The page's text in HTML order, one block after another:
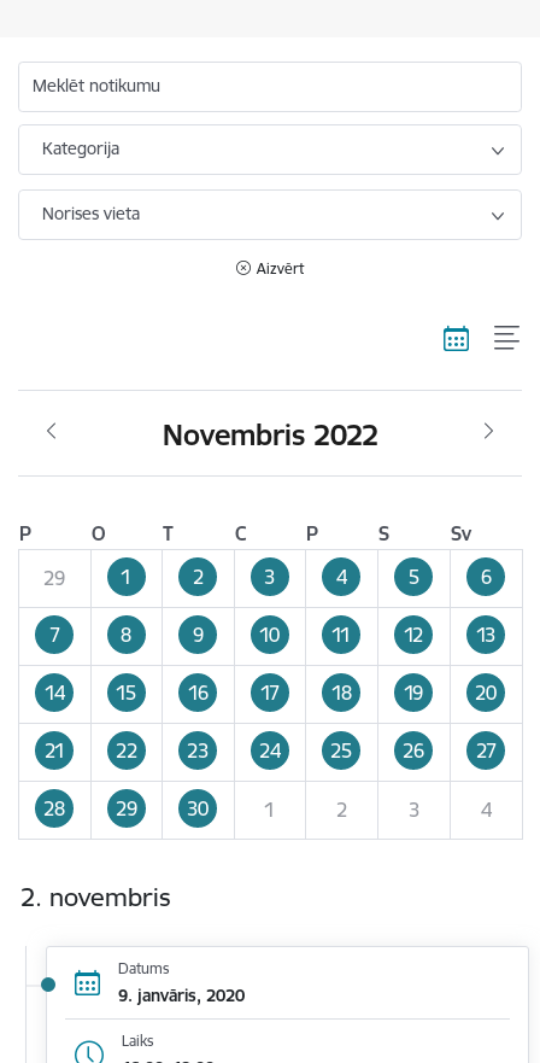
Meklēt notikumu
Kategorija
Norises vieta
Aizvērt
Novembris 2022
P O T C P S
Sv
29
1 2 3 4 5 6
7 8 9 10 11 12 13
14 15 16 17 18 19 20
21 22 23 24 25 26 27
28 29 30 1 2 3 4
2. novembris
Datums
9. janvāris, 2020
Laiks